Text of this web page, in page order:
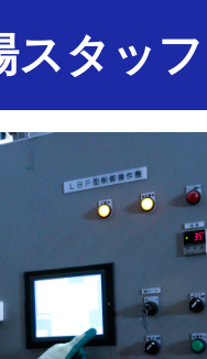
スタッフ